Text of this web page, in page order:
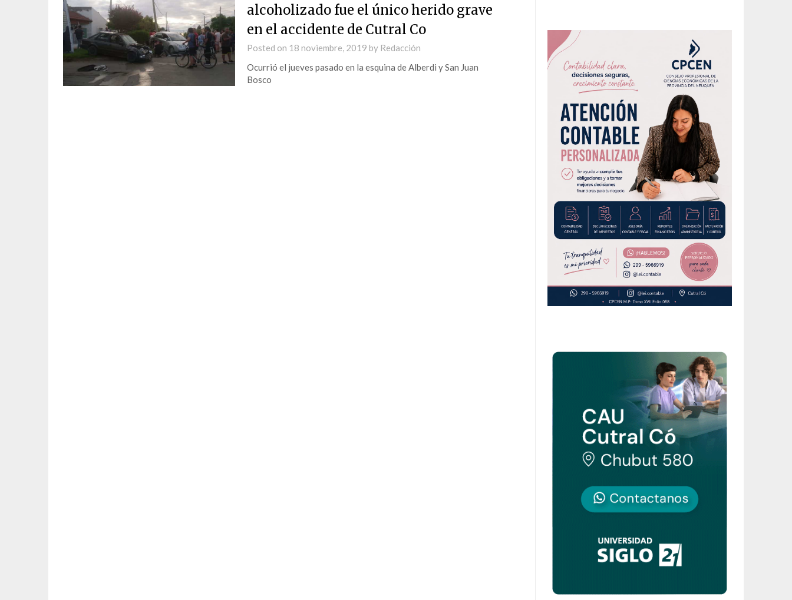
alcoholizado fue el único herido grave
en el accidente de Cutral Co
Posted on 18 noviembre, 2019 by Redacción
Ocurrió el jueves pasado en la esquina de Alberdi y San Juan
Bosco